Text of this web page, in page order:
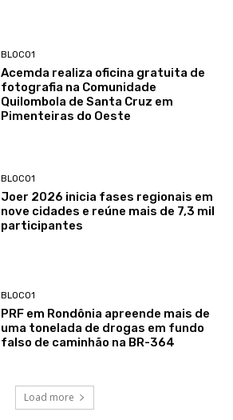
BLOCO1
Acemda realiza oficina gratuita de
fotografia na Comunidade
Quilombola de Santa Cruz em
Pimenteiras do Oeste
BLOCO1
Joer 2026 inicia fases regionais em
nove cidades e reúne mais de 7,3 mil
participantes
BLOCO1
PRF em Rondônia apreende mais de
uma tonelada de drogas em fundo
falso de caminhão na BR-364
Load more